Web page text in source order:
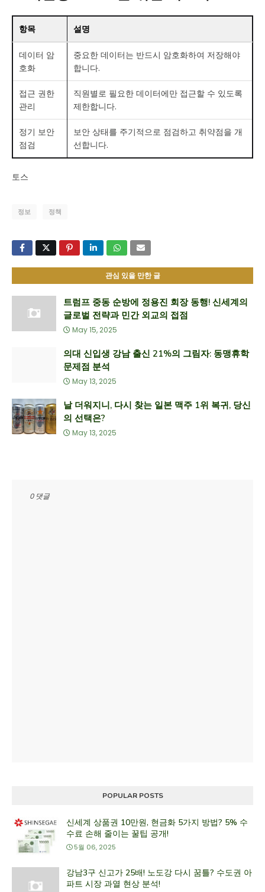
항목 설명
데이터 암
호화
중요한 데이터는 반드시 암호화하여 저장해야
합니다.
접근 권한
관리
직원별로 필요한 데이터에만 접근할 수 있도록
제한합니다.
정기 보안
점검
보안 상태를 주기적으로 점검하고 취약점을 개
선합니다.
토스
정보 정책
관심 있을 만한 글
트럼프 중동 순방에 정용진 회장 동행! 신세계의
글로벌 전략과 민간 외교의 접점
May 15, 2025
의대 신입생 강남 출신 21%의 그림자: 동맹휴학
문제점 분석
May 13, 2025
날 더워지니, 다시 찾는 일본 맥주 1위 복귀, 당신
의 선택은?
May 13, 2025
0 댓글
POPULAR POSTS
신세계 상품권 10만원, 현금화 5가지 방법? 5% 수
수료 손해 줄이는 꿀팁 공개!
5월 06, 2025
강남3구 신고가 25배! 노도강 다시 꿈틀? 수도권 아
파트 시장 과열 현상 분석!